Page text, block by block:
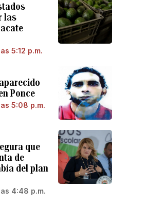
las
5:12 p.m.
Ponce
5:08 p.m.
que
de
del plan
4:48 p.m.